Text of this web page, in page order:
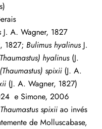
J. A. Wagner, 1827
1827; Bulimus hyalinusJ.
hyalinus(J.
spixii(J. A.
(J. A. Wagner, 1827)
e Simone, 2006
Thaumastus spixiiao invés
de Molluscabase,